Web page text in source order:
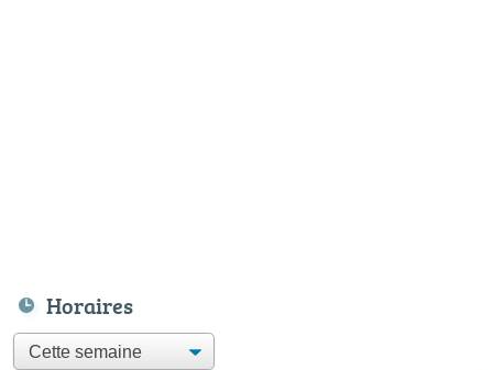
Horaires